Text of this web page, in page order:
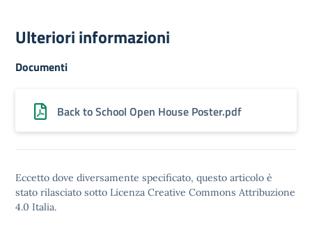
Ulteriori informazioni
Documenti
Back to School Open House Poster.pdf
Eccetto dove diversamente specificato, questo articolo è
stato rilasciato sotto Licenza Creative Commons Attribuzione
4.0 Italia.